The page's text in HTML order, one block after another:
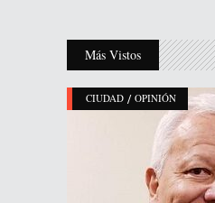
Más Vistos
CIUDAD / OPINIÓN